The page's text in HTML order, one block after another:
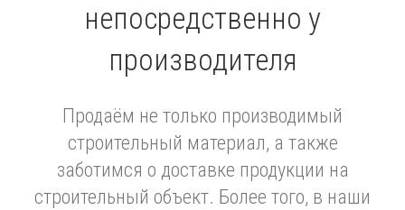
непосредственно у
производителя
Продаём не только производимый
строительный материал, а также
заботимся о доставке продукции на
строительный объект. Более того, в наши